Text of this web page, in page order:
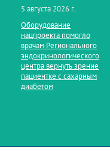
5 августа 2026 г.
Оборудование
нацпроекта помогло
врачам Регионального
эндокринологического
центра вернуть зрение
пациентке с сахарным
диабетом